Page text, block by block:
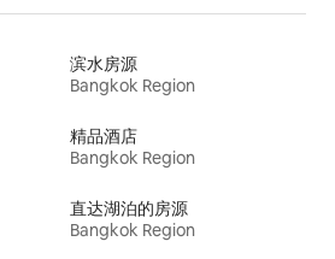
滨水房源
Bangkok Region
精品酒店
Bangkok Region
直达湖泊的房源
Bangkok Region